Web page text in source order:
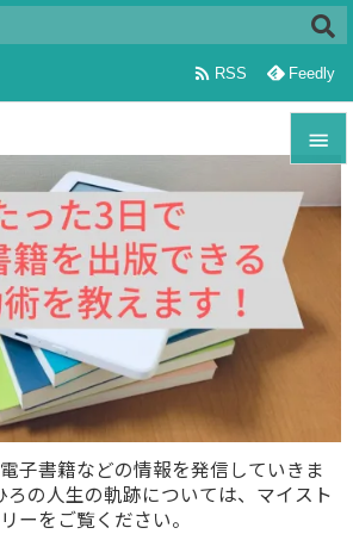
子書籍などの情報を発信していきま
の人生の軌跡については、マイスト
ーをご覧ください。


メニュ

前へ

検索
 RSS Feedly